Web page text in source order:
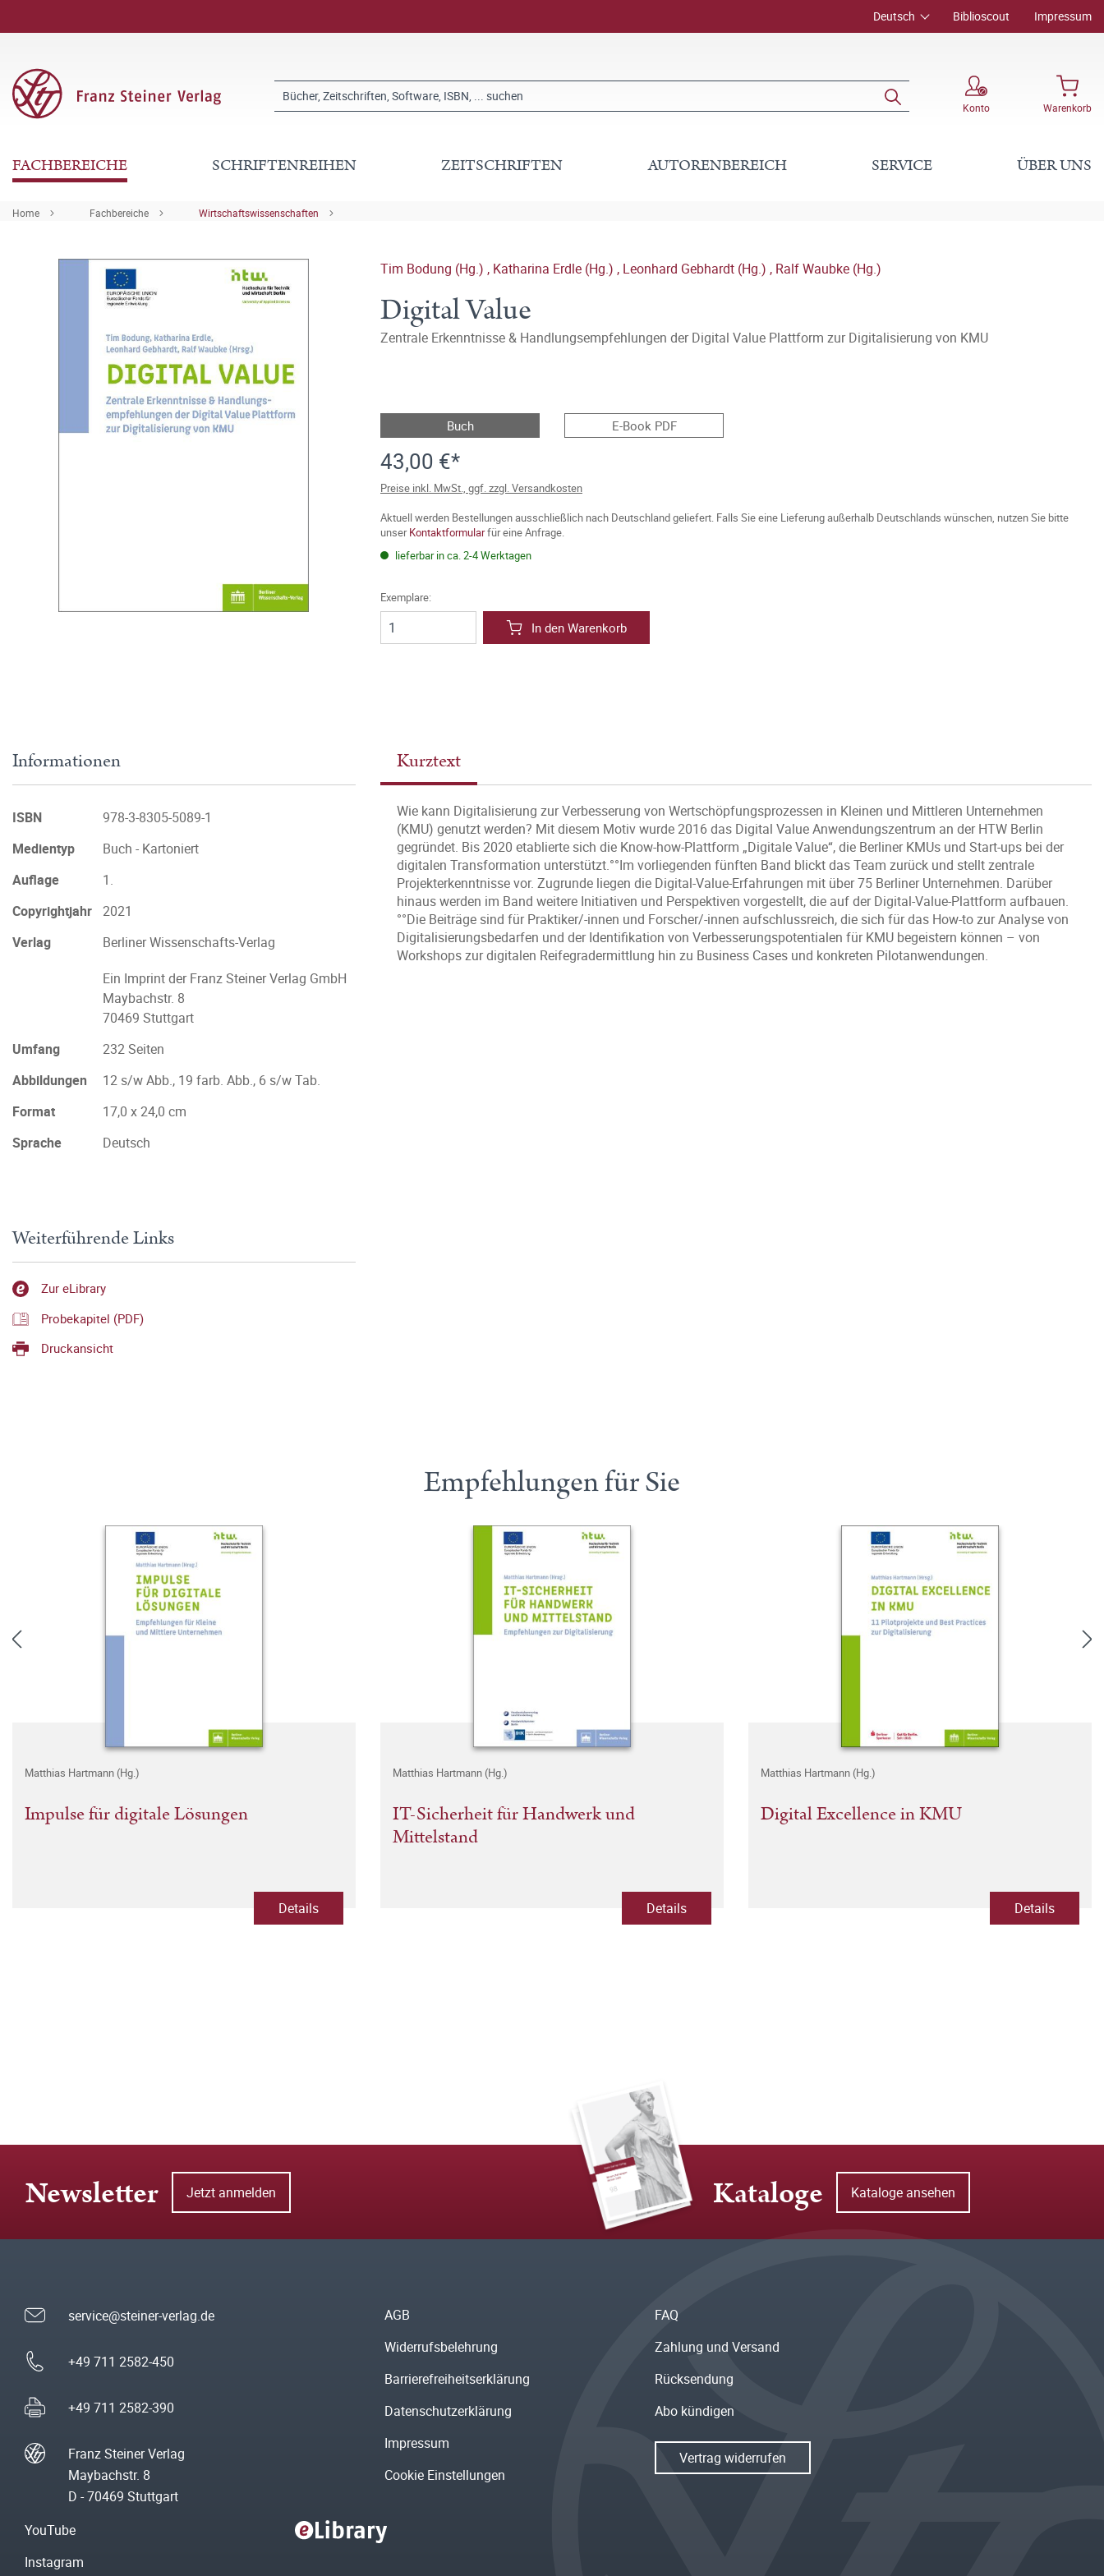
Deutsch Biblioscout Impressum
Konto Warenkorb
FACHBEREICHE SCHRIFTENREIHEN ZEITSCHRIFTEN AUTORENBEREICH SERVICE ÜBER UNS
Home Fachbereiche Wirtschaftswissenschaften
Tim Bodung (Hg.) , Katharina Erdle (Hg.) , Leonhard Gebhardt (Hg.) , Ralf Waubke (Hg.)
Digital Value
Zentrale Erkenntnisse & Handlungsempfehlungen der Digital Value Plattform zur Digitalisierung von KMU
Buch E-Book PDF
43,00 €*
Preise inkl. MwSt., ggf. zzgl. Versandkosten
Aktuell werden Bestellungen ausschließlich nach Deutschland geliefert. Falls Sie eine Lieferung außerhalb Deutschlands wünschen, nutzen Sie bitte
unserKontaktformularfür eine Anfrage.
lieferbar in ca. 2-4 Werktagen
Exemplare:
In den Warenkorb
Kurztext
Wie kann Digitalisierung zur Verbesserung von Wertschöpfungsprozessen in Kleinen und Mittleren Unternehmen
(KMU) genutzt werden? Mit diesem Motiv wurde 2016 das Digital Value Anwendungszentrum an der HTW Berlin
gegründet. Bis 2020 etablierte sich die Know-how-Plattform „Digitale Value“, die Berliner KMUs und Start-ups bei der
digitalen Transformation unterstützt.°°Im vorliegenden fünften Band blickt das Team zurück und stellt zentrale
Projekterkenntnisse vor. Zugrunde liegen die Digital-Value-Erfahrungen mit über 75 Berliner Unternehmen. Darüber
hinaus werden im Band weitere Initiativen und Perspektiven vorgestellt, die auf der Digital-Value-Plattform aufbauen.
°°Die Beiträge sind für Praktiker/-innen und Forscher/-innen aufschlussreich, die sich für das How-to zur Analyse von
Digitalisierungsbedarfen und der Identifikation von Verbesserungspotentialen für KMU begeistern können – von
Workshops zur digitalen Reifegradermittlung hin zu Business Cases und konkreten Pilotanwendungen.
Informationen
ISBN
978-3-8305-5089-1
Medientyp
Buch - Kartoniert
Auflage
1.
Copyrightjahr 2021
Verlag
Berliner Wissenschafts-Verlag
Ein Imprint der Franz Steiner Verlag GmbH
Maybachstr. 8
70469 Stuttgart
Umfang
232 Seiten
Abbildungen
12 s/w Abb., 19 farb. Abb., 6 s/w Tab.
Format
17,0 x 24,0 cm
Sprache
Deutsch
Weiterführende Links
Zur eLibrary
Probekapitel (PDF)
Druckansicht
Empfehlungen für Sie
Matthias Hartmann (Hg.)
Impulse für digitale Lösungen
Details
Matthias Hartmann (Hg.)
IT-Sicherheit für Handwerk und
Mittelstand
Details
Matthias Hartmann (Hg.)
Digital Excellence in KMU
Details
Newsletter Jetzt anmelden Kataloge Kataloge ansehen
service@steiner-verlag.de
+49 711 2582-450
+49 711 2582-390
Franz Steiner Verlag
Maybachstr. 8
D - 70469 Stuttgart
AGB
Widerrufsbelehrung
Barrierefreiheitserklärung
Datenschutzerklärung
Impressum
Cookie Einstellungen
FAQ
Zahlung und Versand
Rücksendung
Abo kündigen
Vertrag widerrufen
YouTube
Instagram